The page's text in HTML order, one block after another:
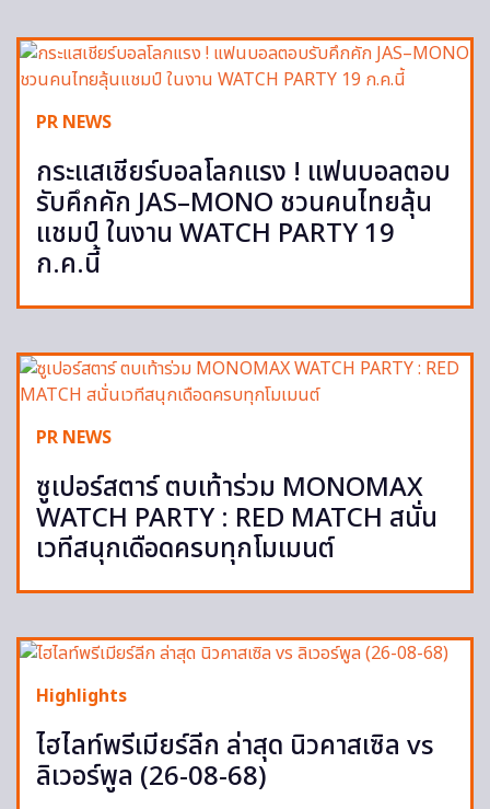
PR NEWS
กระแสเชียร์บอลโลกแรง ! แฟนบอลตอบ
รับคึกคัก JAS–MONO ชวนคนไทยลุ้น
แชมป์ ในงาน WATCH PARTY 19
ก.ค.นี้
PR NEWS
ซูเปอร์สตาร์ ตบเท้าร่วม MONOMAX
WATCH PARTY : RED MATCH สนั่น
เวทีสนุกเดือดครบทุกโมเมนต์
Highlights
ไฮไลท์พรีเมียร์ลีก ล่าสุด นิวคาสเซิล vs
ลิเวอร์พูล (26-08-68)